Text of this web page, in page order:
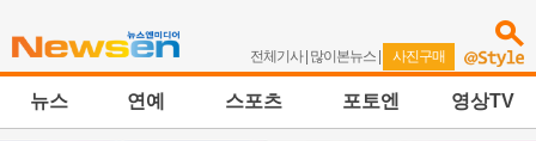
전체기사| 많이본뉴스 | 사진구매
뉴스 연예 스포츠 포토엔 영상TV